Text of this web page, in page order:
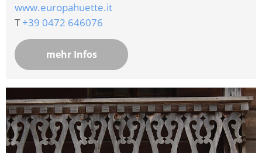
www.europahuette.it
T+39 0472 646076
mehr Infos